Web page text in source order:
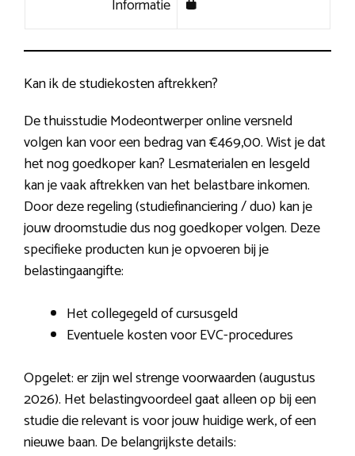
Informatie
Kan ik de studiekosten aftrekken?
De thuisstudie Modeontwerper online versneld
volgen kan voor een bedrag van €469,00. Wist je dat
het nog goedkoper kan? Lesmaterialen en lesgeld
kan je vaak aftrekken van het belastbare inkomen.
Door deze regeling (studiefinanciering / duo) kan je
jouw droomstudie dus nog goedkoper volgen. Deze
specifieke producten kun je opvoeren bij je
belastingaangifte:
Het collegegeld of cursusgeld
Eventuele kosten voor EVC-procedures
Opgelet: er zijn wel strenge voorwaarden (augustus
2026). Het belastingvoordeel gaat alleen op bij een
studie die relevant is voor jouw huidige werk, of een
nieuwe baan. De belangrijkste details: